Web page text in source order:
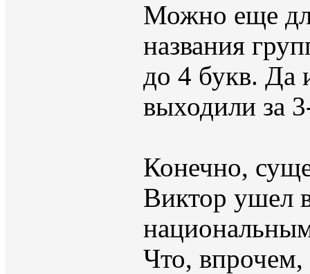
Можно еще
названия
до 4 букв. Да
выходили за
Конечно,
Виктор ушел
Что, впрочем,